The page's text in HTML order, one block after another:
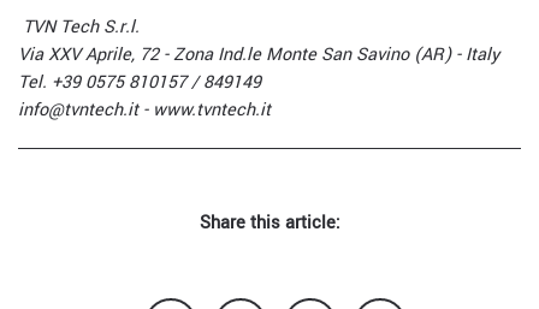
TVN Tech S.r.l.
Via XXV Aprile, 72 - Zona Ind.le Monte San Savino (AR) - Italy
Tel. +39 0575 810157 / 849149
info@tvntech.it- www.tvntech.it
Share this article: